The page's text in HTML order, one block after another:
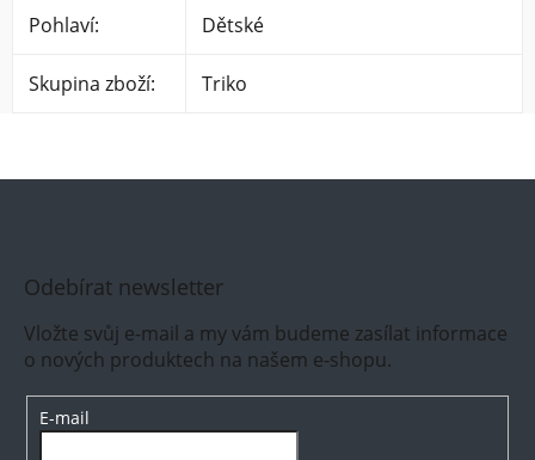
Pohlaví: Dětské
Skupina zboží: Triko
Odebírat newsletter
Vložte svůj e-mail a my vám budeme zasílat informace
o nových produktech na našem e-shopu.
E-mail